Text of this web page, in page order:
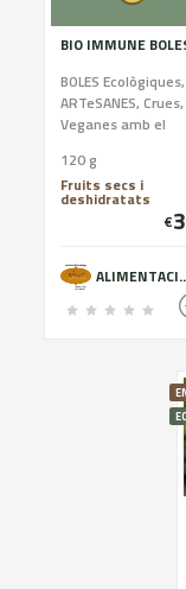
BOLES Ecològiques,
ARTeSANES, Crues,
Veganes amb el
120 g
Fruits secs i
deshidratats
€